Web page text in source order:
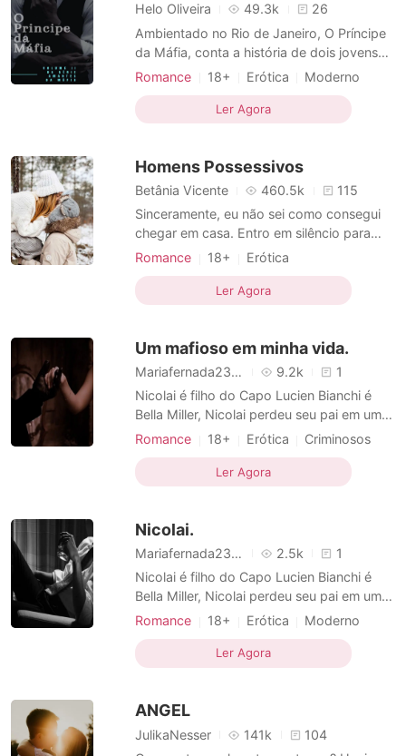
Helo Oliveira 49.3k
26
Ambientado no Rio de Janeiro, O Príncipe
da Máfia, conta a história de dois jovens
de mundos opostos, ele o Herdeiro de
dono do morro. Miguel Armed, herdeiro de
duas famílias poderosas, o Príncipe da
seu charme, bele
Romance 18+ Erótica
Moderno
Amor a primeira vista
Máfia
Dominante
Narrativa multilinear
Ler Agora
Homens Possessivos
Betânia Vicente 460.5k
115
Sinceramente, eu não sei como consegui
chegar em casa. Entro em silêncio para
não acordar a minha irmã, e acabo
corrimão e tranco os dentes para não
gritar, soltando apenas um pequeno
ou melhor, vou rastejando, e enfim cons
Romance 18+
Erótica
Amigos sexuais
Arrogante
Ler Agora
Um mafioso em minha vida.
Mariafernada2326 9.2k
1
Nicolai é filho do Capo Lucien Bianchi é
Bella Miller, Nicolai perdeu seu pai em um
atentado um homem que já era quebrado
homem que ele mais admirava.. Havia
somente uma única pessoa que Nicolai
amorosa mãe.. Bella.. uma pena
Romance 18+ Erótica
Criminosos
Máfia
Ler Agora
Nicolai.
Mariafernada2326 2.5k
1
Nicolai é filho do Capo Lucien Bianchi é
Bella Miller, Nicolai perdeu seu pai em um
atentado um homem que já era quebrado
homem que ele mais admirava.. Havia
somente uma única pessoa que Nicolai
amorosa mãe.. Bella.. uma pena
Romance 18+ Erótica
Moderno
Amor forçado
Obsessão
Criminosos
Máfia
Arrogante
Dominante
Ler Agora
ANGEL
JulikaNesser 141k
104